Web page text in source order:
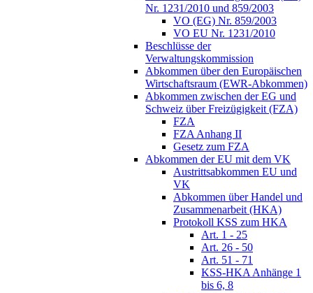
Nr. 1231/2010 und 859/2003
VO (EG) Nr. 859/2003
VO EU Nr. 1231/2010
Beschlüsse der
Verwaltungskommission
Abkommen über den Europäischen
Wirtschaftsraum (EWR-Abkommen)
Abkommen zwischen der EG und
Schweiz über Freizügigkeit (FZA)
FZA
FZA Anhang II
Gesetz zum FZA
Abkommen der EU mit dem VK
Austrittsabkommen EU und
VK
Abkommen über Handel und
Zusammenarbeit (HKA)
Protokoll KSS zum HKA
Art. 1 - 25
Art. 26 - 50
Art. 51 - 71
KSS-HKA Anhänge 1
bis 6, 8